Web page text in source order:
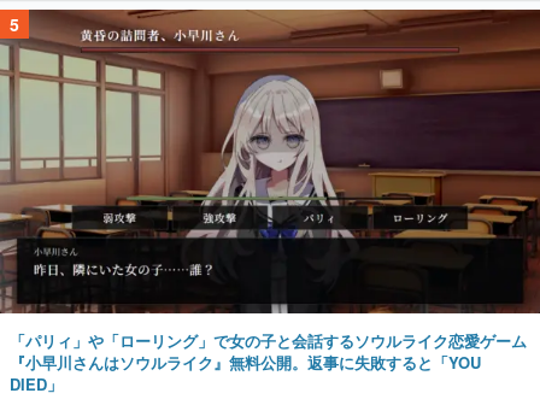
5
「パリィ」や「ローリング」で女の子と会話するソウルライク恋愛ゲーム
『小早川さんはソウルライク』無料公開。返事に失敗すると「YOU
DIED」